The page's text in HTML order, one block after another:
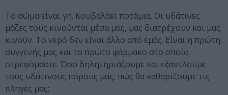
Το σώμα είναι γη. Κουβαλάει ποτάμια. Οι υδάτινες
μάζες τους κινούνται μέσα μας, μας διατρέχουν και μας
κινούν. Το νερό δεν είναι άλλο από εμάς. Είναι η πρώτη
συγγενής μας και το πρώτο φάρμακο στο οποίο
στρεφόμαστε. Όσο δηλητηριάζουμε και εξαντλούμε
τους υδάτινους πόρους μας, πώς θα καθαρίζουμε τις
πληγές μας;